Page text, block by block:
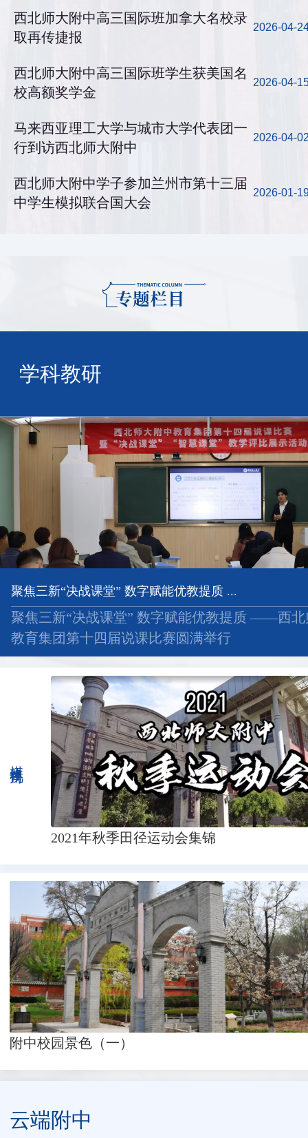
西北师大附中高三国际班加拿大名校录
取再传捷报
2026-04-
西北师大附中高三国际班学生获美国名
校高额奖学金
2026-04-
马来西亚理工大学与城市大学代表团一
行到访西北师大附中
2026-04-
西北师大附中学子参加兰州市第十三届
中学生模拟联合国大会
2026-01-
学科教研
聚焦三新“决战课堂” 数字赋能优教提质 ...
聚焦三新“决战课堂” 数字赋能优教提质 ——西北
教育集团第十四届说课比赛圆满举行
2021年秋季田径运动会集锦
附中校园景色（一）
云端附中